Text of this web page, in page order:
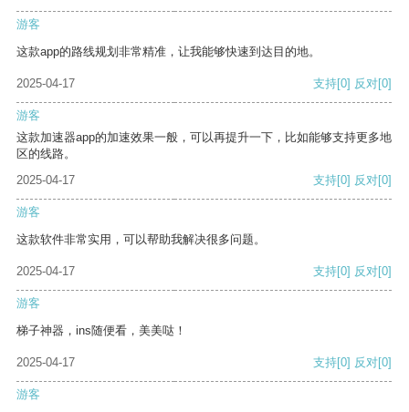
游客
这款app的路线规划非常精准，让我能够快速到达目的地。
2025-04-17 支持[0] 反对[0]
游客
这款加速器app的加速效果一般，可以再提升一下，比如能够支持更多地
区的线路。
2025-04-17
支持[0] 反对[0]
游客
这款软件非常实用，可以帮助我解决很多问题。
2025-04-17 支持[0] 反对[0]
游客
梯子神器，ins随便看，美美哒！
2025-04-17 支持[0] 反对[0]
游客